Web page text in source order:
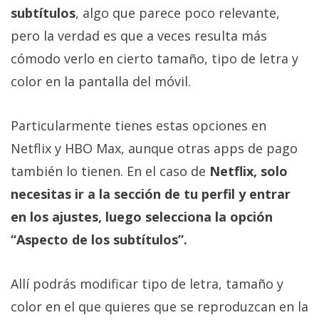
subtítulos, algo que parece poco relevante,
pero la verdad es que a veces resulta más
cómodo verlo en cierto tamaño, tipo de letra y
color en la pantalla del móvil.
Particularmente tienes estas opciones en
Netflix y HBO Max, aunque otras apps de pago
también lo tienen. En el caso de Netflix, solo
necesitas ir a la sección de tu perfil y entrar
en los ajustes, luego selecciona la opción
“Aspecto de los subtítulos”.
Allí podrás modificar tipo de letra, tamaño y
color en el que quieres que se reproduzcan en la